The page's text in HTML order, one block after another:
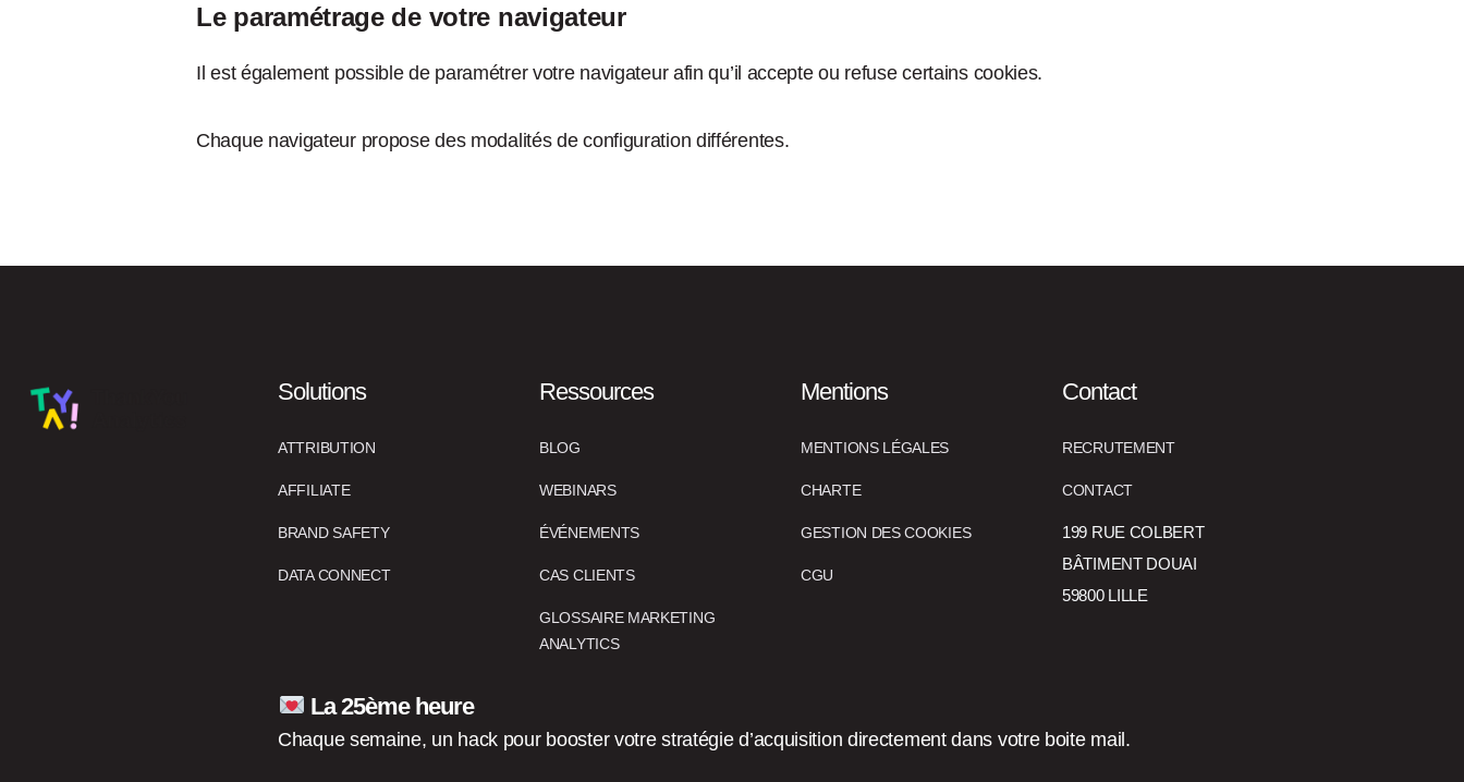
Le paramétrage de votre navigateur
Il est également possible de paramétrer votre navigateur afin qu’il accepte ou refuse certains cookies.
Chaque navigateur propose des modalités de configuration différentes.
Solutions
ATTRIBUTION
AFFILIATE
BRAND SAFETY
DATA CONNECT
Ressources
BLOG
WEBINARS
ÉVÉNEMENTS
CAS CLIENTS
GLOSSAIRE MARKETING
ANALYTICS
Mentions
MENTIONS LÉGALES
CHARTE
GESTION DES COOKIES
CGU
Contact
RECRUTEMENT
CONTACT
199 RUE COLBERT
BÂTIMENT DOUAI
59800 LILLE
La 25ème heure
Chaque semaine, un hack pour booster votre stratégie d’acquisition directement dans votre boite mail.